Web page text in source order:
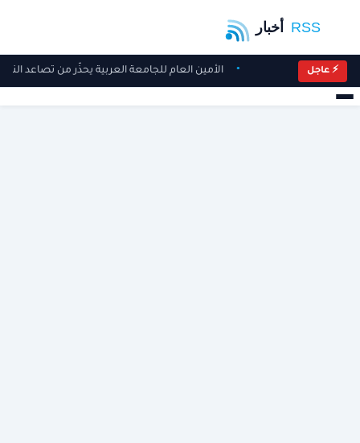
⚡ عاجل الأمين العام للجامعة العربية يحذّر من تصاعد